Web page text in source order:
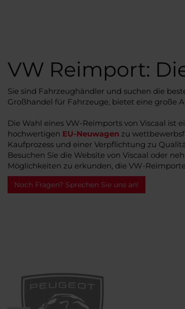
VW Reimport:
Sie sind Fahrzeughändler und suchen die
Großhandel für Fahrzeuge, bietet eine große
Die Wahl eines VW-Reimports von Viscaal ist
hochwertigen EU-Neuwagen zu
Kaufprozess und einer Verpflichtung zu
Besuchen Sie die Website von Viscaal oder
Möglichkeiten zu erkunden, die VW-
Noch Fragen? Sprechen Sie uns an!